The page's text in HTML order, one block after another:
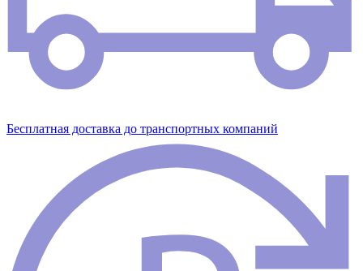
Бесплатная доставка до транспортных компаний